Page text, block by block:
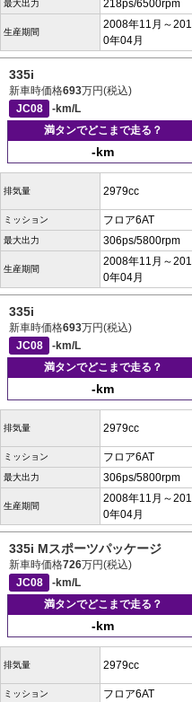
最大出力 218ps/6500rpm
生産期間
2008年11月～201
0年04月
335i
新車時価格693万円(税込)
JC08
-km/L
満タンでどこまで走る？
-km
排気量 2979cc
ミッション フロア6AT
最大出力 306ps/5800rpm
生産期間
2008年11月～201
0年04月
335i
新車時価格693万円(税込)
JC08
-km/L
満タンでどこまで走る？
-km
排気量 2979cc
ミッション フロア6AT
最大出力 306ps/5800rpm
生産期間
2008年11月～201
0年04月
335i Mスポーツパッケージ
新車時価格726万円(税込)
JC08
-km/L
満タンでどこまで走る？
-km
排気量 2979cc
ミッション フロア6AT